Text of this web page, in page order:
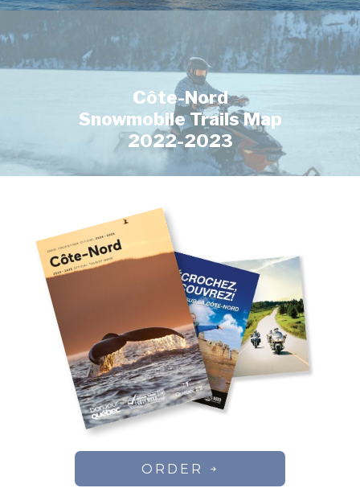
Côte-Nord
Snowmobile Trails Map
2022-2023
ORDER